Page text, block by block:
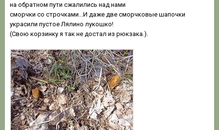
на обратном пути сжалились над нами
сморчки со строчками...И даже две сморчковые шапочки
украсили пустое Лялино лукошко!
(Свою корзинку я так не достал из рюкзака.).